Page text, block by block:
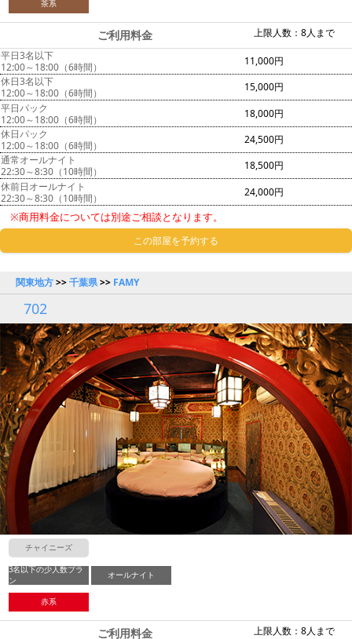
茶系
上限人数：8人まで
ご利用料金
平日3名以下
12:00～18:00（6時間）
11,000円
休日3名以下
12:00～18:00（6時間）
15,000円
平日パック
12:00～18:00（6時間）
18,000円
休日パック
12:00～18:00（6時間）
24,500円
通常オールナイト
22:30～8:30（10時間）
18,500円
休前日オールナイト
22:30～8:30（10時間）
24,000円
※商用料金については別途ご相談となります。
この部屋を予約する
関東地方>>千葉県>> FAMY
702
チャイニーズ
3名以下の少人数プラ
ン
オールナイト
赤系
上限人数：8人まで
ご利用料金